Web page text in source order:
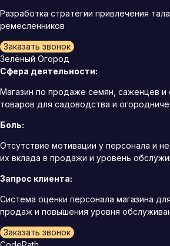
Разработка стратегии привлечения
ремесленников
Заказать звонок
Зелёный Огород
Сфера деятельности:
Магазин по продаже семян, саженцев и
товаров для садоводства и
Боль:
Отсутствие мотивации у персонала и
их вклада в продажи и уровень
Запрос клиента:
Система оценки персонала магазина
продаж и повышения уровня
Заказать звонок